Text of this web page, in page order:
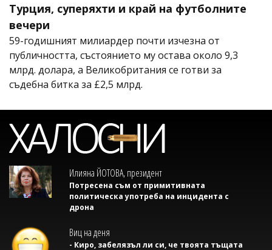
Турция, суперяхти и край на футболните
вечери
59-годишният милиардер почти изчезна от
публичността, състоянието му остава около 9,3
млрд. долара, а Великобритания се готви за
съдебна битка за £2,5 млрд.
Илияна ЙОТОВА, президент
Потресена съм от примитивната
политическа употреба на инцидента с
дрона
Виц на деня
- Киро, забелязъл ли си, че твоята тъщата